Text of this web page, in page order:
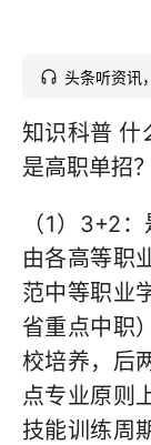
头条听资讯
知识科普 什
是高职单招
（1）3+2
由各高等职
范中等职业
省重点中职
校培养，后
点专业原则
技能训练周